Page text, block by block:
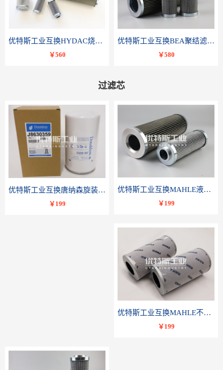
优特斯工业互换HYDAC烧结滤芯318081 060-DR-100-D-V
￥560
优特斯工业互换BEA聚结滤芯FCR-4002-RC
￥580
过滤芯
优特斯工业互换唐纳森旋装滤芯J8630359
￥199
优特斯工业互换MAHLE液压滤芯PI 3230 PSV ST 10 PI3230SMXVST10
￥199
优特斯工业互换MAHLE不锈钢液压油滤芯PI23040RNPS10
￥199